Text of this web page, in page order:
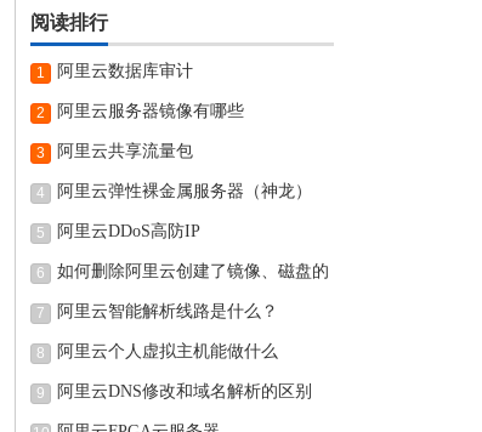
阅读排行
1 阿里云数据库审计
2 阿里云服务器镜像有哪些
3 阿里云共享流量包
4 阿里云弹性裸金属服务器（神龙）
5 阿里云DDoS高防IP
6 如何删除阿里云创建了镜像、磁盘的
7 阿里云智能解析线路是什么？
8 阿里云个人虚拟主机能做什么
9 阿里云DNS修改和域名解析的区别